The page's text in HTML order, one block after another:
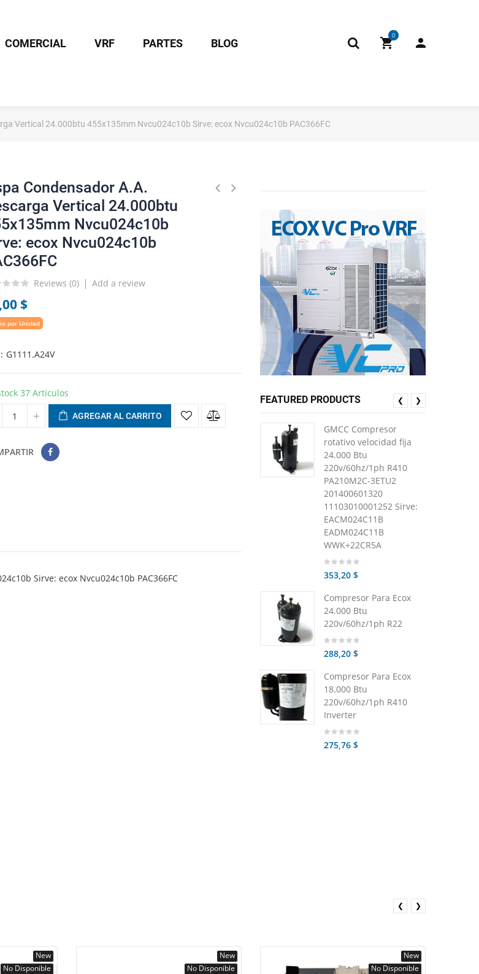
0
COMERCIAL VRF PARTES BLOG
Vertical 24.000btu 455x135mm Nvcu024c10b Sirve: ecox Nvcu024c10b PAC366FC
Condensador A.A.
Vertical 24.000btu
Nvcu024c10b
ecox Nvcu024c10b
Reviews (0) Add a review
$
por Unidad
G1111.A24V
37 Artículos
AGREGAR AL CARRITO
Sirve: ecox Nvcu024c10b PAC366FC
FEATURED PRODUCTS
GMCC Compresor
rotativo velocidad fija
24.000 Btu
220v/60hz/1ph R410
PA210M2C-3ETU2
201400601320
11103010001252 Sirve:
EACM024C11B
EADM024C11B
WWK+22CR5A
353,20 $
Compresor Para Ecox
24.000 Btu
220v/60hz/1ph R22
288,20 $
Compresor Para Ecox
18.000 Btu
220v/60hz/1ph R410
Inverter
275,76 $
❮ ❯
New
No Disponible
New
No Disponible
New
No Disponible
❮ ❯